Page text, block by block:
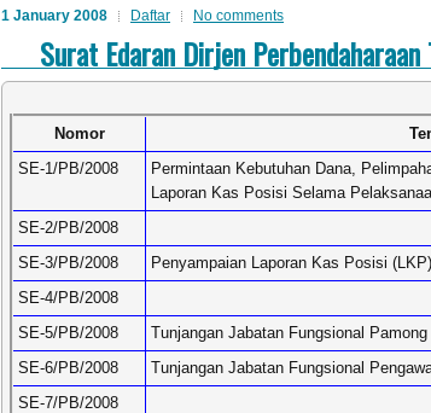
1 January 2008 Daftar No comments
Surat Edaran Dirjen
Nomor
SE-1/PB/2008
Permintaan Kebutuhan Dana,
Laporan Kas Posisi Selama
SE-2/PB/2008
SE-3/PB/2008
Penyampaian Laporan Kas Posisi
SE-4/PB/2008
SE-5/PB/2008
Tunjangan Jabatan Fungsional
SE-6/PB/2008
Tunjangan Jabatan Fungsional
SE-7/PB/2008